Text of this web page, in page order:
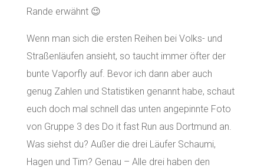
Rande erwähnt 😉
Wenn man sich die ersten Reihen bei Volks- und
Straßenläufen ansieht, so taucht immer öfter der
bunte Vaporfly auf. Bevor ich dann aber auch
genug Zahlen und Statistiken genannt habe, schaut
euch doch mal schnell das unten angepinnte Foto
von Gruppe 3 des Do it fast Run aus Dortmund an.
Was siehst du? Außer die drei Läufer Schaumi,
Hagen und Tim? Genau – Alle drei haben den